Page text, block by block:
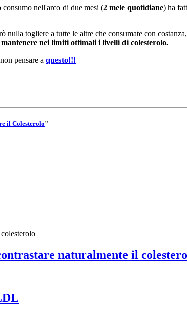
nell'arco di due mesi (2 mele quotidiane) ha
nulla togliere a tutte le altre che consumate con
nei limiti ottimali i livelli di colesterolo.
pensare a questo!!!
il Colesterolo"
naturalmente il